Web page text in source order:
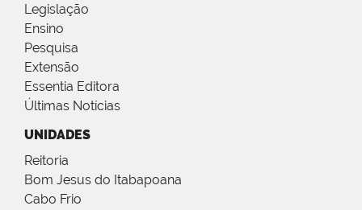
Legislação
Ensino
Pesquisa
Extensão
Essentia Editora
Últimas Notícias
UNIDADES
Reitoria
Bom Jesus do Itabapoana
Cabo Frio